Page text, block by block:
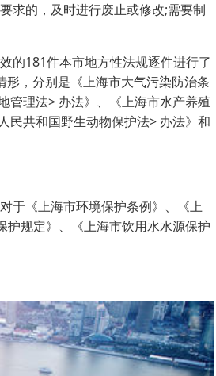
求的，及时进行废止或修改;需要制
的181件本市地方性法规逐件进行了
，分别是《上海市大气污染防治条
管理法> 办法》、《上海市水产养殖
民共和国野生动物保护法> 办法》和
于《上海市环境保护条例》、《上
护规定》、《上海市饮用水水源保护